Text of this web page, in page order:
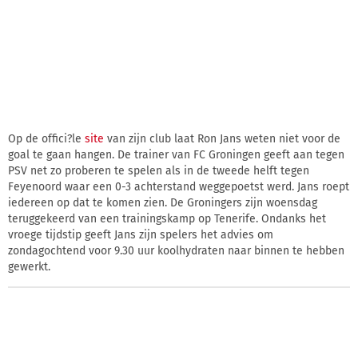
Op de offici?le site van zijn club laat Ron Jans weten niet voor de
goal te gaan hangen. De trainer van FC Groningen geeft aan tegen
PSV net zo proberen te spelen als in de tweede helft tegen
Feyenoord waar een 0-3 achterstand weggepoetst werd. Jans roept
iedereen op dat te komen zien. De Groningers zijn woensdag
teruggekeerd van een trainingskamp op Tenerife. Ondanks het
vroege tijdstip geeft Jans zijn spelers het advies om
zondagochtend voor 9.30 uur koolhydraten naar binnen te hebben
gewerkt.